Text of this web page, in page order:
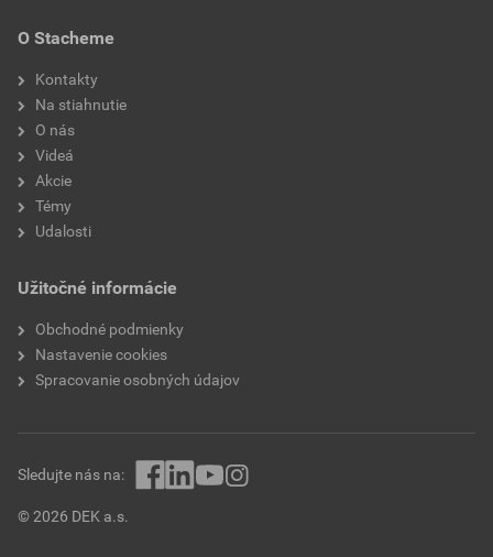
O Stacheme
Kontakty
Na stiahnutie
O nás
Videá
Akcie
Témy
Udalosti
Užitočné informácie
Obchodné podmienky
Nastavenie cookies
Spracovanie osobných údajov
© 2026 DEK a.s.
Sledujte nás na: